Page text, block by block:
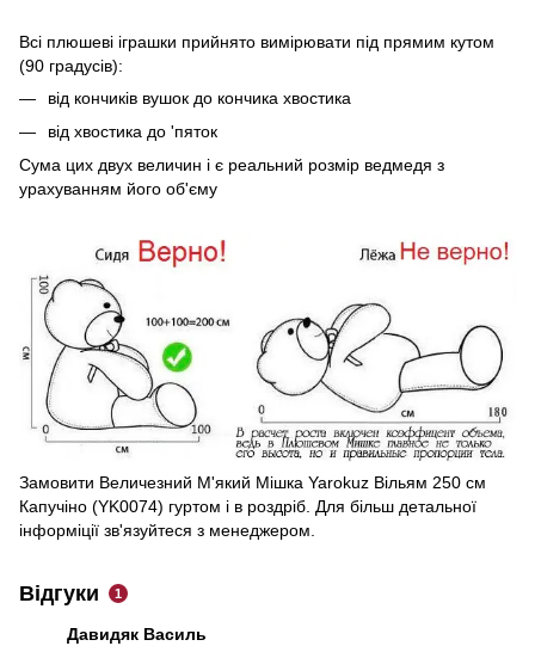
Всі плюшеві іграшки прийнято вимірювати під прямим кутом
(90 градусів):
від кончиків вушок до кончика хвостика
від хвостика до 'пяток
Сума цих двух величин і є реальний розмір ведмедя з
урахуванням його об'єму
Замовити Величезний М'який Мішка Yarokuz Вільям 250 см
Капучіно (YK0074) гуртом і в роздріб. Для більш детальної
інформіції зв'язуйтеся з менеджером.
Відгуки 1
Давидяк Василь